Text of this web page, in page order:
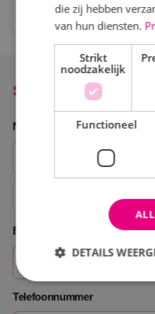
Solliciteer direct
Naam
E-mailadres
Telefoonnummer
die zij hebben
van hun diensten.
Strikt
noodzakelijk
Functioneel
DETAILS
Strikt noodzakelijk